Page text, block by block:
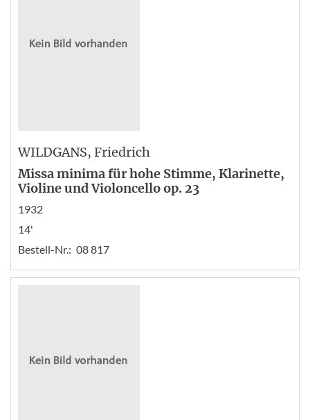
WILDGANS, Friedrich
Missa minima für hohe Stimme, Klarinette,
Violine und Violoncello op. 23
1932
14'
Bestell-Nr.: 08 817